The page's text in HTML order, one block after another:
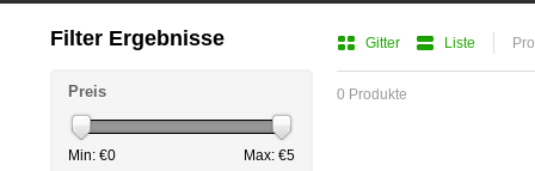
Gitter Liste
0 Produkte
Filter Ergebnisse
Preis
Min: €0 Max: €5